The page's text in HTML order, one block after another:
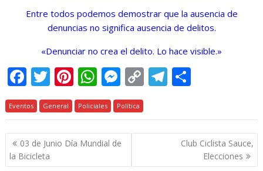
Entre todos podemos demostrar que la ausencia de
denuncias no significa ausencia de delitos.
«Denunciar no crea el delito. Lo hace visible.»
F
ac
e
b
o
T
w
itt
er
Pi
nt
er
e
st
W
h
at
s
A
M
e
ss
e
n
C
p
y
T
e
gr
m
p
ar
Eventos General Policiales Política
Navegación
de
03 de Junio Día Mundial de
la Bicicleta
Club Ciclista Sauce,
Elecciones